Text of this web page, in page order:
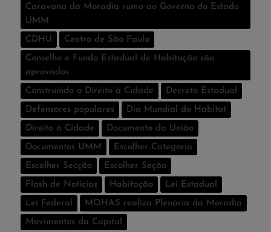
Caravana da Moradia rumo ao Governo do Estado
UMM
CDHU Centro de São Paulo
Conselho e Fundo Estadual de Habitação são
aprovados
Construindo o Direito à Cidade Decreto Estadual
Defensores populares Dia Mundial do Habitat
Direito à Cidade Documento da União
Documentos UMM Escolher Categoria
Escolher Secção Escolher Seção
Flash de Notí­cias Habitação Lei Estadual
Lei Federal MOHAS realiza Plenária da Moradia
Movimentos da Capital